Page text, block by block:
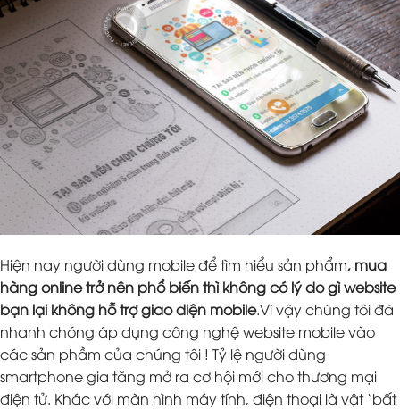
Hiện nay người dùng mobile để tìm hiểu sản phẩm, mua
hàng online trở nên phổ biến thì không có lý do gì website
bạn lại không hỗ trợ giao diện mobile.Vì vậy chúng tôi đã
nhanh chóng áp dụng công nghệ website mobile vào
các sản phầm của chúng tôi ! Tỷ lệ người dùng
smartphone gia tăng mở ra cơ hội mới cho thương mại
điện tử. Khác với màn hình máy tính, điện thoại là vật ‘bất